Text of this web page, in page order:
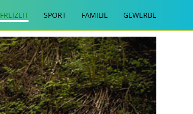
FREIZEIT SPORT FAMILIE GEWERBE